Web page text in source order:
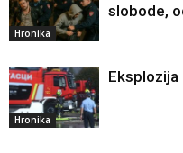
Hronika
slobode,
Hronika
Eksplozija